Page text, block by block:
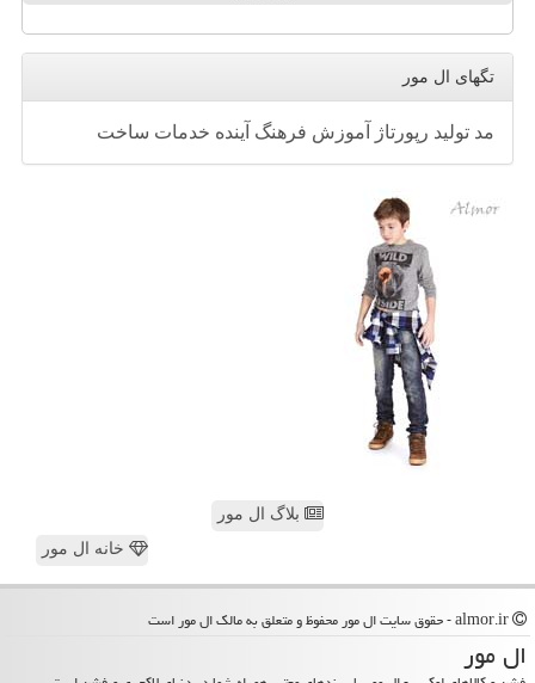
تگهای ال مور
مد تولید رپورتاژ آموزش فرهنگ آینده خدمات ساخت
بلاگ ال مور
خانه ال مور
ال مور